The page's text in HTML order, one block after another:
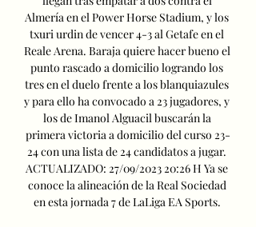
Almería en el Power Horse Stadium, y los
txuri urdin de vencer 4-3 al Getafe en el
Reale Arena. Baraja quiere hacer bueno el
punto rascado a domicilio logrando los
tres en el duelo frente a los blanquiazules
y para ello ha convocado a 23 jugadores, y
los de Imanol Alguacil buscarán la
primera victoria a domicilio del curso 23-
24 con una lista de 24 candidatos a jugar.
ACTUALIZADO: 27/09/2023 20:26 H Ya se
conoce la alineación de la Real Sociedad
en esta jornada 7 de LaLiga EA Sports.